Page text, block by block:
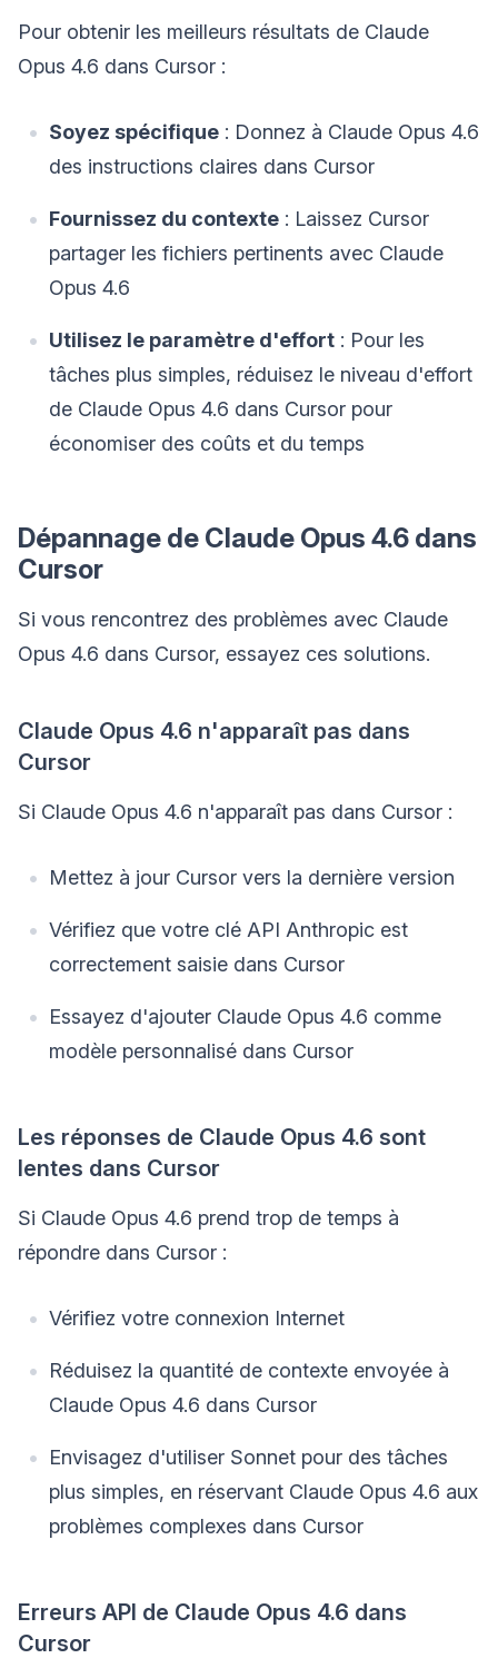
Pour obtenir les meilleurs résultats de Claude
Opus 4.6 dans Cursor :
Soyez spécifique : Donnez à Claude Opus 4.6
des instructions claires dans Cursor
Fournissez du contexte : Laissez Cursor
partager les fichiers pertinents avec Claude
Opus 4.6
Utilisez le paramètre d'effort : Pour les
tâches plus simples, réduisez le niveau d'effort
de Claude Opus 4.6 dans Cursor pour
économiser des coûts et du temps
Dépannage de Claude Opus 4.6 dans
Cursor
Si vous rencontrez des problèmes avec Claude
Opus 4.6 dans Cursor, essayez ces solutions.
Claude Opus 4.6 n'apparaît pas dans
Cursor
Si Claude Opus 4.6 n'apparaît pas dans Cursor :
Mettez à jour Cursor vers la dernière version
Vérifiez que votre clé API Anthropic est
correctement saisie dans Cursor
Essayez d'ajouter Claude Opus 4.6 comme
modèle personnalisé dans Cursor
Les réponses de Claude Opus 4.6 sont
lentes dans Cursor
Si Claude Opus 4.6 prend trop de temps à
répondre dans Cursor :
Vérifiez votre connexion Internet
Réduisez la quantité de contexte envoyée à
Claude Opus 4.6 dans Cursor
Envisagez d'utiliser Sonnet pour des tâches
plus simples, en réservant Claude Opus 4.6 aux
problèmes complexes dans Cursor
Erreurs API de Claude Opus 4.6 dans
Cursor